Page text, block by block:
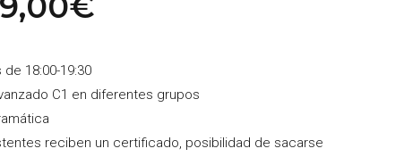
299,00€.
18:00-19:30
C1 en diferentes grupos
reciben un certificado, posibilidad de sacarse